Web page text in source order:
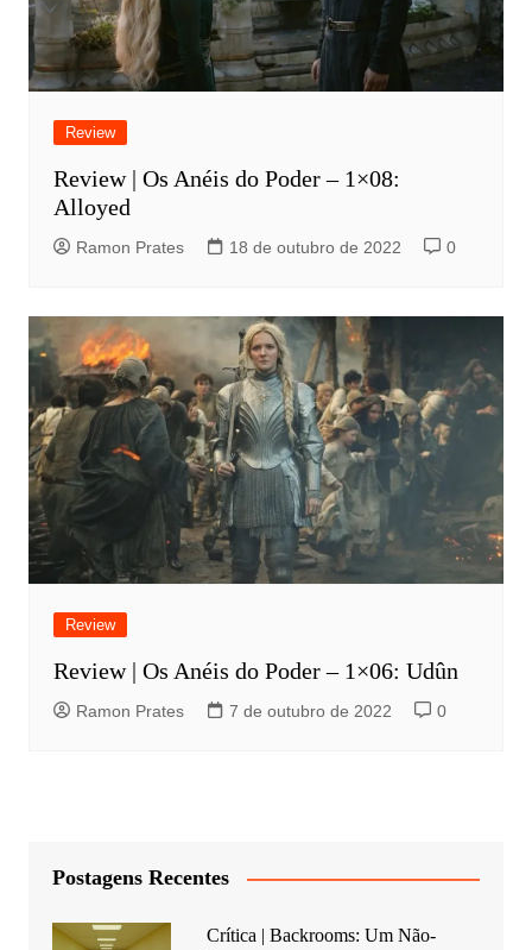
Review
Review | Os Anéis do Poder – 1×08:
Alloyed
Ramon Prates 18 de outubro de 2022 0
Review
Review | Os Anéis do Poder – 1×06: Udûn
Ramon Prates 7 de outubro de 2022 0
Postagens Recentes
Crítica | Backrooms: Um Não-